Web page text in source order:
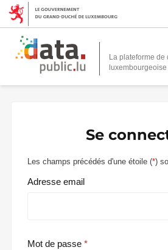
La plateforme de
Se
Les champs précédés d'une étoile (*)
Adresse email
Mot de passe